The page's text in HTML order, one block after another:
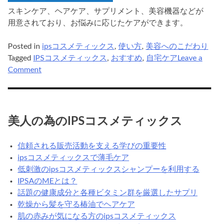
スキンケア、ヘアケア、サプリメント、美容機器などが
用意されており、お悩みに応じたケアができます。
Posted in ipsコスメティックス , 使い方, 美容へのこだわり
Tagged
IPSコスメティックス , おすすめ, 自宅ケア Leave a
Commenton
メ
テ
ッ
ク
ス
は
自
宅
ケ
美人の為のIPSコスメティックス
信頼される販売活動を支える学びの重要性
ipsコスメティックスで薄毛ケア
低刺激のipsコスメティックスシャンプーを利用する
IPSAのMEとは？
話題の健康成分と各種ビタミン群を厳選したサプリ
乾燥から髪を守る椿油でヘアケア
肌の赤みが気になる方のipsコスメティックス